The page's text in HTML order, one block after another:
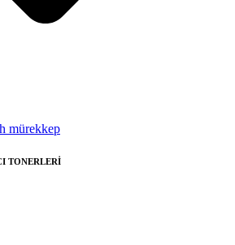
mürekkep
TONERLERİ